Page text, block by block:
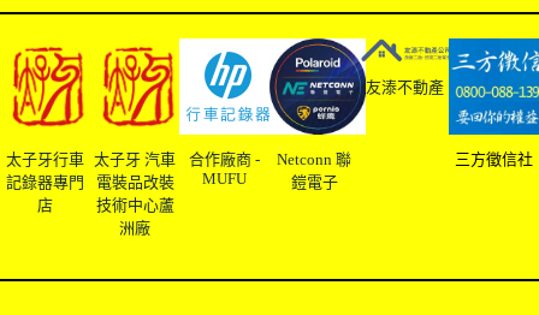
太子牙行車
記錄器專門
店
太子牙 汽車
電裝品改裝
技術中心蘆
洲廠
合作廠商 -
MUFU
Netconn 聯
鎧電子
友溙不動產
三方徵信社